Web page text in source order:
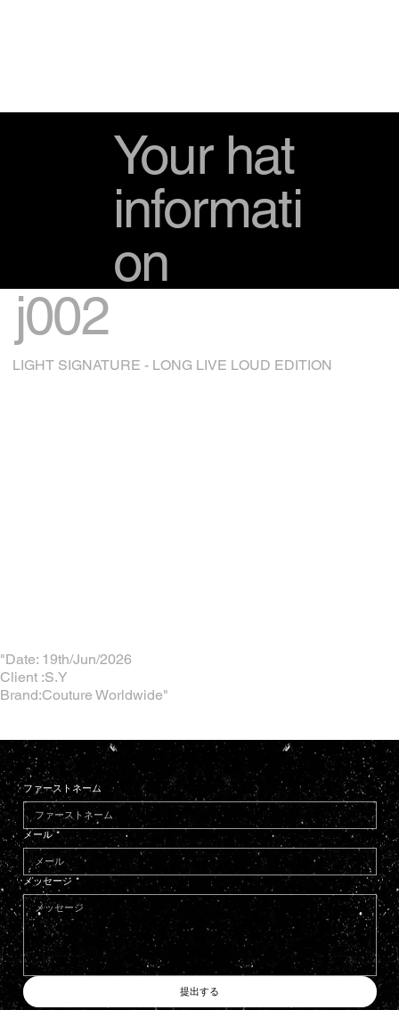
Your hat
informati
on
j002
LIGHT SIGNATURE - LONG LIVE LOUD EDITION
"Date: 19th/Jun/2026
Client :S.Y
Brand:Couture Worldwide"
ファーストネーム
メール *
メッセージ *
提出する